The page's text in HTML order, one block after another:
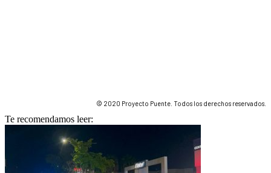
© 2020 Proyecto Puente. Todos los derechos reservados.
Te recomendamos leer: